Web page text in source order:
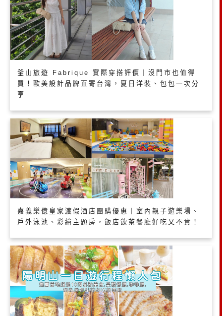
釜山旅遊 Fabrique 實際穿搭評價｜沒門市也值得
買！歐美設計品牌直寄台灣，夏日洋裝、包包一次分
享
嘉義樂億皇家渡假酒店團購優惠｜室內親子遊樂場、
戶外泳池、彩繪主題房，飯店飲茶餐廳好吃又不貴！